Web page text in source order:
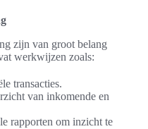
zijn van groot belang
werkwijzen zoals:
transacties.
van inkomende en
rapporten om inzicht te